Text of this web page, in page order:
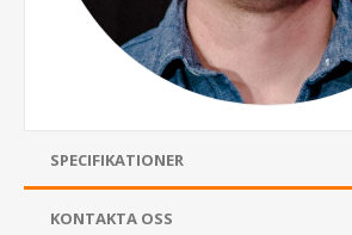
SPECIFIKATIONER
KONTAKTA OSS